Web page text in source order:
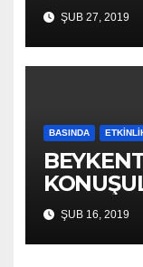
ŞUB 27, 2019
BASINDA
ŞUB 16, 2019